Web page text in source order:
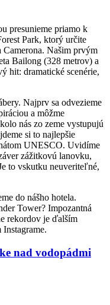
presunieme priamo k
Park, ktorý určite
Camerona. Našim prvým
Bailong (328 metrov) a
hit: dramatické scenérie,
Najprv sa odvezieme
a môžme
nás zo zeme vystupujú
si to najlepšie
UNESCO. Uvidíme
zážitkovú lanovku,
to vskutku neuveriteľné,
do nášho hotela.
Tower? Impozantná
rekordov je ďalším
nad vodopádmi